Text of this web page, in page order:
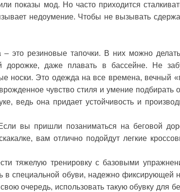
показы мод. Но часто приходится
недоумение. Чтобы не вызывать
это резиновые тапочки. В них можно
дорожке, даже плавать в бассейне. Не
носки. Это одежда на все времена, вечный
чувство стиля и умение подбирать
ведь она придает устойчивость и
вы пришли позаниматься на беговой
вам отлично подойдут легкие
тяжелую тренировку с базовыми
специальной обуви, надежно фиксирующей
очередь, использовать такую обувку для